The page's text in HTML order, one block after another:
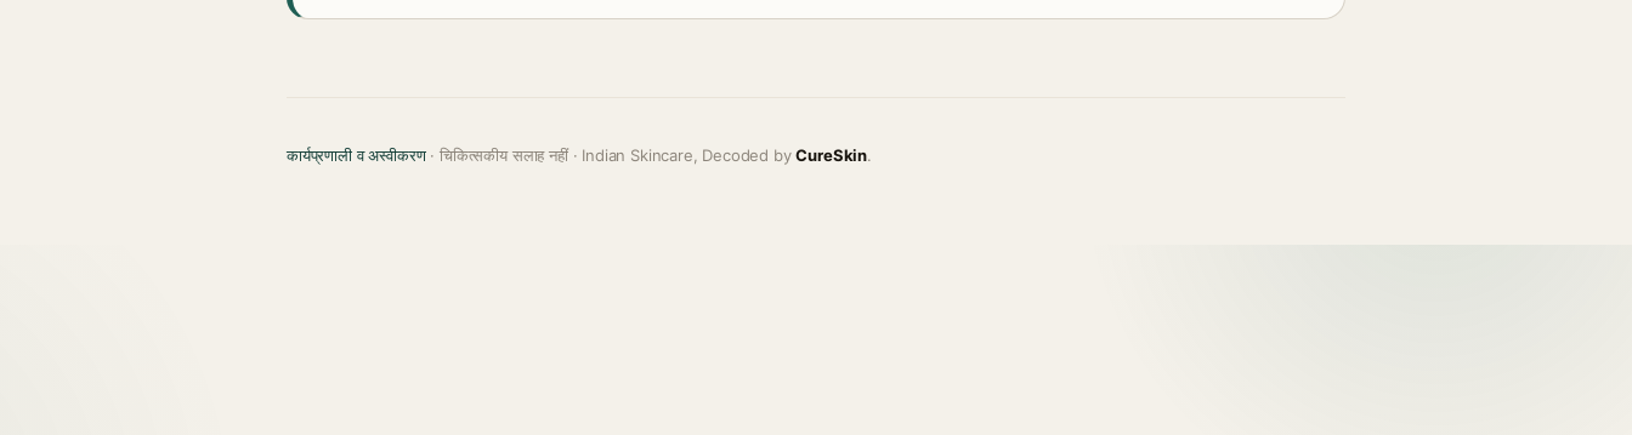
कार्यप्रणाली व अस्वीकरण· चिकित्सकीय सलाह नहीं · Indian Skincare, Decoded byCureSkin.